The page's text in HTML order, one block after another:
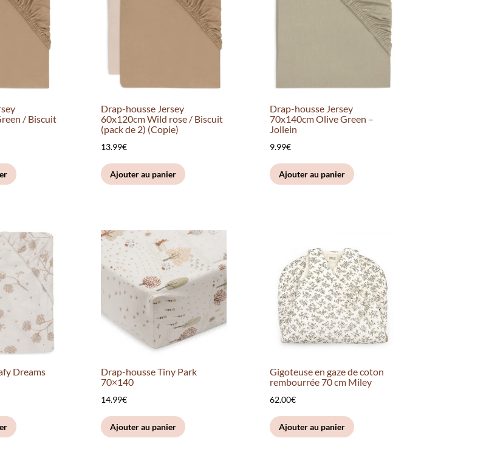
/ Biscuit
Drap-housse Jersey
60x120cm Wild rose / Biscuit
(pack de 2) (Copie)
13.99€
Ajouter au panier
Drap-housse Jersey
70x140cm Olive Green –
Jollein
9.99€
Ajouter au panier
Dreams
Drap-housse Tiny Park
70×140
14.99€
Ajouter au panier
Gigoteuse en gaze de coton
rembourrée 70 cm Miley
62.00€
Ajouter au panier